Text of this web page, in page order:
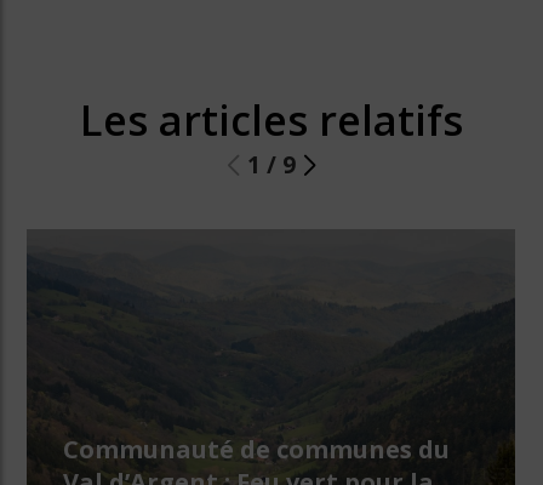
Les articles relatifs
1 / 9
Communauté de communes du